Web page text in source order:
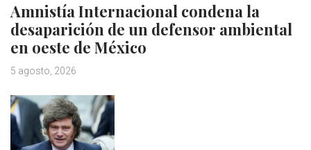
Amnistía Internacional condena la
desaparición de un defensor ambiental
en oeste de México
5 agosto, 2026